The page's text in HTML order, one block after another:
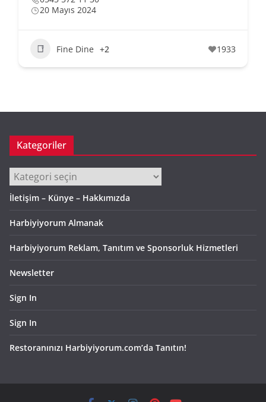
20 Mayıs 2024
Fine Dine +2 1933
Kategoriler
Kategoriler
İletişim – Künye – Hakkımızda
Harbiyiyorum Almanak
Harbiyiyorum Reklam, Tanıtım ve Sponsorluk Hizmetleri
Newsletter
Sign In
Sign In
Restoranınızı Harbiyiyorum.com’da Tanıtın!